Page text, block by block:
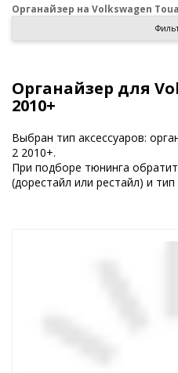
Органайзер на Volkswagen
Органайзер для
2010+
Выбран тип аксессуаров:
2 2010+.
При подборе тюнинга
(дорестайл или рестайл) и